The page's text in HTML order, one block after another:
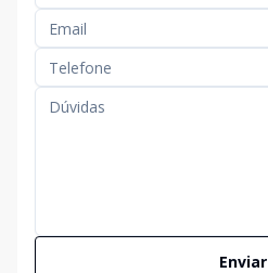
Enviar